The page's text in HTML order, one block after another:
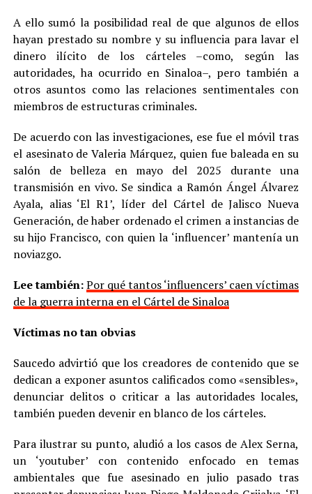
A ello sumó la posibilidad real de que algunos de ellos
hayan prestado su nombre y su influencia para lavar el
dinero ilícito de los cárteles –como, según las
autoridades, ha ocurrido en Sinaloa–, pero también a
otros asuntos como las relaciones sentimentales con
miembros de estructuras criminales.
De acuerdo con las investigaciones, ese fue el móvil tras
el asesinato de Valeria Márquez, quien fue baleada en su
salón de belleza en mayo del 2025 durante una
transmisión en vivo. Se sindica a Ramón Ángel Álvarez
Ayala, alias ‘El R1’, líder del Cártel de Jalisco Nueva
Generación, de haber ordenado el crimen a instancias de
su hijo Francisco, con quien la ‘influencer’ mantenía un
noviazgo.
Lee también:Por qué tantos ‘influencers’ caen víctimas
de la guerra interna en el Cártel de Sinaloa
Víctimas no tan obvias
Saucedo advirtió que los creadores de contenido que se
dedican a exponer asuntos calificados como «sensibles»,
denunciar delitos o criticar a las autoridades locales,
también pueden devenir en blanco de los cárteles.
Para ilustrar su punto, aludió a los casos de Alex Serna,
un ‘youtuber’ con contenido enfocado en temas
ambientales que fue asesinado en julio pasado tras